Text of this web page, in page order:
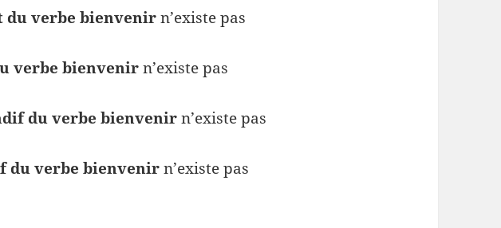
du verbe bienvenirn’existe pas
verbe bienvenirn’existe pas
du verbe bienvenirn’existe pas
du verbe bienvenirn’existe pas